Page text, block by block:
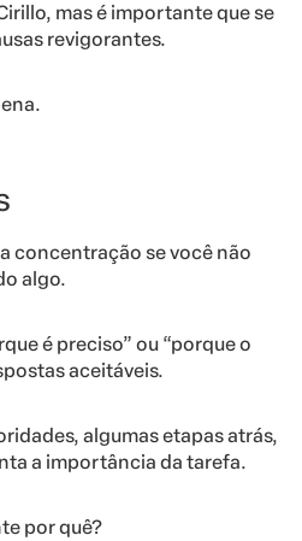
mas é importante que se
revigorantes.
concentração se você não
algo.
é preciso” ou “porque o
aceitáveis.
algumas etapas atrás,
a importância da tarefa.
por quê?